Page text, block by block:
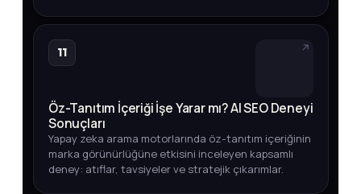
11
Öz-Tanıtım İçeriği İşe Yarar mı? AI SEO Deneyi
Sonuçları
Yapay zeka arama motorlarında öz-tanıtım içeriğinin
marka görünürlüğüne etkisini inceleyen kapsamlı
deney: atıflar, tavsiyeler ve stratejik çıkarımlar.